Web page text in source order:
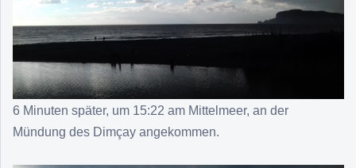
6 Minuten später, um 15:22 am Mittelmeer, an der
Mündung des Dimçay angekommen.